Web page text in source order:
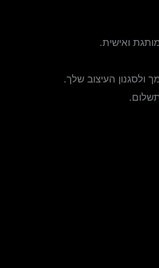
ואישית.
ולסגנון העיצוב שלך.